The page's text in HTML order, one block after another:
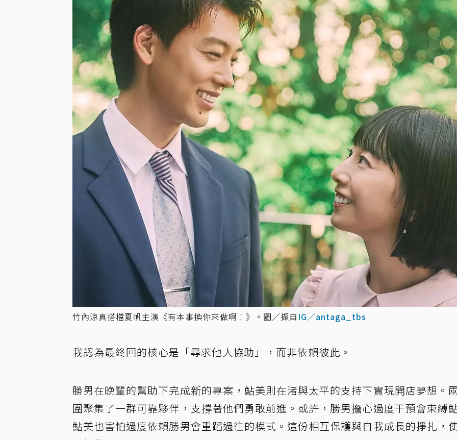
竹內涼真搭檔夏帆主演《有本事換你來做啊！》。圖／擷自 IG／antaga_tbs
我認為最終回的核心是「尋求他人協助」，而非依賴彼此。
勝男在晚輩的幫助下完成新的專案，鮎美則在渚與太平的支持下實現開店夢想。
圍聚集了一群可靠夥伴，支撐著他們勇敢前進。或許，勝男擔心過度干預會束縛
鮎美也害怕過度依賴勝男會重蹈過往的模式。這份相互保護與自我成長的掙扎，